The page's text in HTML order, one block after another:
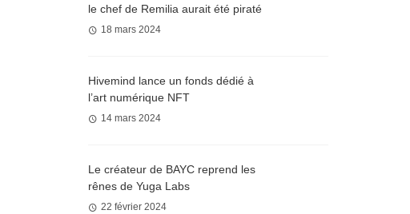
le chef de Remilia aurait été piraté
18 mars 2024
Hivemind lance un fonds dédié à
l’art numérique NFT
14 mars 2024
Le créateur de BAYC reprend les
rênes de Yuga Labs
22 février 2024